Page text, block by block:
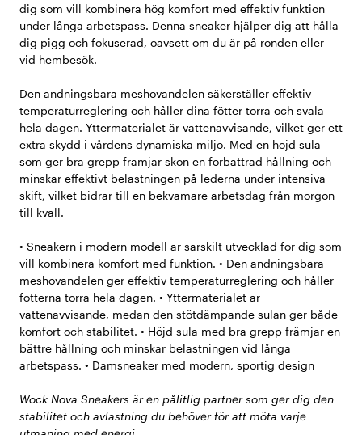
dig som vill kombinera hög komfort med effektiv funktion
under långa arbetspass. Denna sneaker hjälper dig att hålla
dig pigg och fokuserad, oavsett om du är på ronden eller
vid hembesök.
Den andningsbara meshovandelen säkerställer effektiv
temperaturreglering och håller dina fötter torra och svala
hela dagen. Yttermaterialet är vattenavvisande, vilket ger ett
extra skydd i vårdens dynamiska miljö. Med en höjd sula
som ger bra grepp främjar skon en förbättrad hållning och
minskar effektivt belastningen på lederna under intensiva
skift, vilket bidrar till en bekvämare arbetsdag från morgon
till kväll.
• Sneakern i modern modell är särskilt utvecklad för dig som
vill kombinera komfort med funktion. • Den andningsbara
meshovandelen ger effektiv temperaturreglering och håller
fötterna torra hela dagen. • Yttermaterialet är
vattenavvisande, medan den stötdämpande sulan ger både
komfort och stabilitet. • Höjd sula med bra grepp främjar en
bättre hållning och minskar belastningen vid långa
arbetspass. • Damsneaker med modern, sportig design
Wock Nova Sneakers är en pålitlig partner som ger dig den
stabilitet och avlastning du behöver för att möta varje